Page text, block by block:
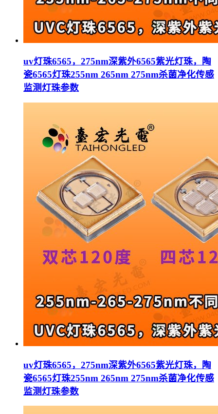
uv灯珠6565，275nm深紫外6565紫光灯珠，陶
瓷6565灯珠255nm 265nm 275nm杀菌净化传感
监测灯珠参数
uv灯珠6565，275nm深紫外6565紫光灯珠，陶
瓷6565灯珠255nm 265nm 275nm杀菌净化传感
监测灯珠参数